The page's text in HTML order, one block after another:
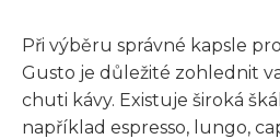
Při výběru správné kapsle
Gusto je důležité zohlednit
chuti kávy. Existuje široká
například espresso, lungo,